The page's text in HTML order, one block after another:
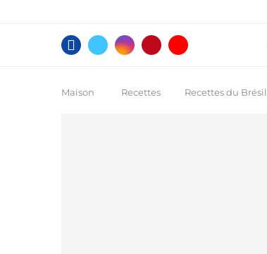
Maison Recettes Recettes du Brésil